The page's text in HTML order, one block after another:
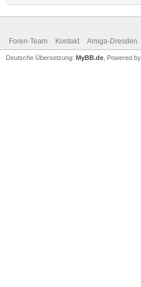
Foren-Team Kontakt Amiga-Dresden
Deutsche Übersetzung: MyBB.de , Powered by